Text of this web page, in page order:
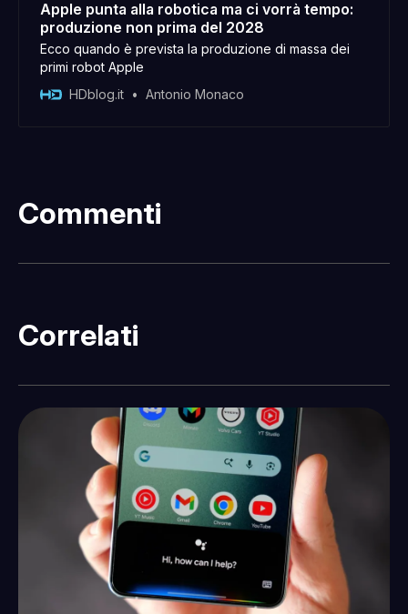
Apple punta alla robotica ma ci vorrà tempo:
produzione non prima del 2028
Ecco quando è prevista la produzione di massa dei
primi robot Apple
HDblog.it
Antonio Monaco
Commenti
Correlati